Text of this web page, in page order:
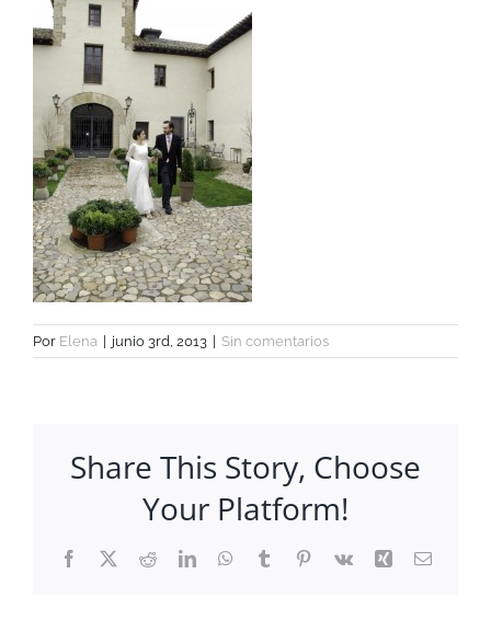
Por Elena junio 3rd, 2013 Sin comentarios
Share This Story, Choose
Your Platform!
Facebook
X RedditLinkedInWhatsApp
TumblrPinterest
Vk Xing Correo